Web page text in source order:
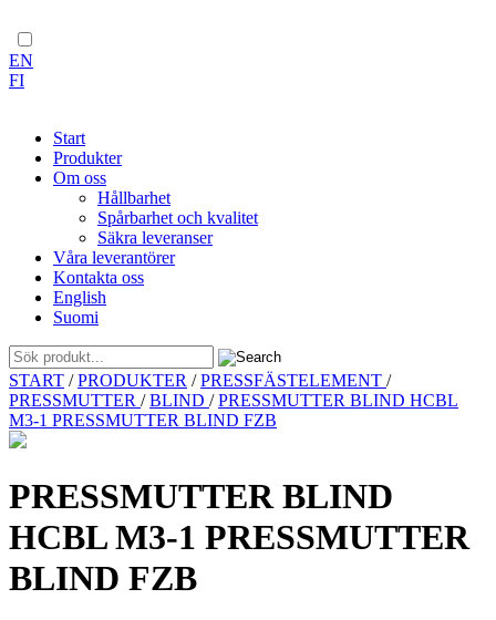
EN
FI
Start
Produkter
Om oss
Hållbarhet
Spårbarhet och kvalitet
Säkra leveranser
Våra leverantörer
Kontakta oss
English
Suomi
Skip
to
content
START /PRODUKTER /PRESSFÄSTELEMENT /
PRESSMUTTER /BLIND /PRESSMUTTER BLIND HCBL
M3-1 PRESSMUTTER BLIND FZB
PRESSMUTTER BLIND
HCBL M3-1 PRESSMUTTER
BLIND FZB